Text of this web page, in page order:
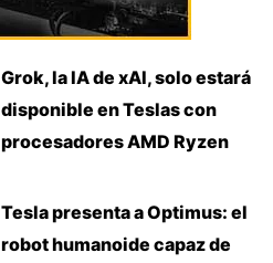
Grok, la IA de xAI, solo estará
disponible en Teslas con
procesadores AMD Ryzen
Tesla presenta a Optimus: el
robot humanoide capaz de